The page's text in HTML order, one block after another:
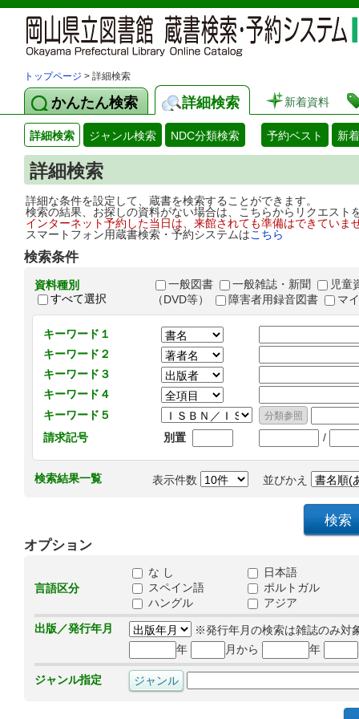
トップページ > 詳細検索
かんたん検索 詳細検索 新着資料
詳細検索 ジャンル検索 NDC分類検索 予約ベスト 新
詳細検索
詳細な条件を設定して、蔵書を検索することができます。
検索の結果、お探しの資料がない場合は、こちらからリクエス
インターネット予約した当日は、来館されても準備はできてい
スマートフォン用蔵書検索・予約システムはこちら
検索条件
資料種別
すべて選択
一般図書 一般雑誌・新聞
児童
（DVD等）
障害者用録音図書 マ
キーワード１
キーワード２
キーワード３
キーワード４
キーワード５
請求記号
別置 /
検索結果一覧 表示件数 並びかえ
オプション
言語区分
な し
日本語
スペイン語
ポルトガル
ハングル
アジア
出版／発行年月
※発行年月の検索は雑誌のみ対
年
月から 年
ジャンル指定